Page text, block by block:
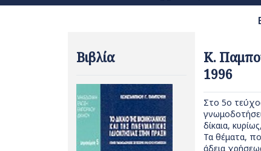
Βιβλία
Κ.
1996
Στο 5ο
δίκαια,
Τα θέματα,
άδεια